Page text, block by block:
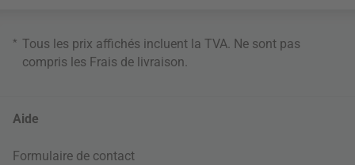
* Tous les prix affichés incluent la TVA. Ne sont pas
compris les Frais de livraison.
Aide
Formulaire de contact